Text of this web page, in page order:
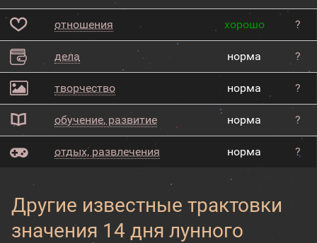
отношения хорошо ?
дела норма ?
творчество норма ?
обучение, развитие норма ?
отдых, развлечения норма ?
Другие известные трактовки
значения 14 дня лунного